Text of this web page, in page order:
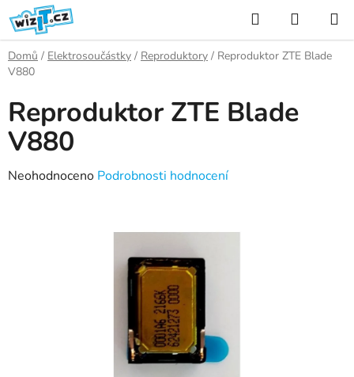
Přejít
na
obsah
Hledat
KOŠÍK
Domů / Elektrosoučástky / Reproduktory / Reproduktor ZTE Blade
V880
Reproduktor ZTE Blade
V880
Průměrné
Neohodnoceno Podrobnosti hodnocení